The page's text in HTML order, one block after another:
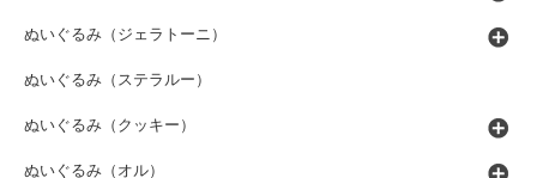
ぬいぐるみ（ジェラトーニ）
ぬいぐるみ（ステラルー）
ぬいぐるみ（クッキー）
ぬいぐるみ（オル）